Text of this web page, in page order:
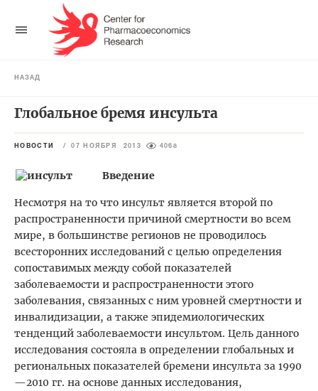
НАЗАД
Глобальное бремя инсульта
НОВОСТИ / 07 НОЯБРЯ 2013 4068
Введение
Несмотря на то что инсульт является второй по
распространенности причиной смертности во всем
мире, в большинстве регионов не проводилось
всесторонних исследований с целью определения
сопоставимых между собой показателей
заболеваемости и распространенности этого
заболевания, связанных с ним уровней смертности и
инвалидизации, а также эпидемиологических
тенденций заболеваемости инсультом. Цель данного
исследования состояла в определении глобальных и
региональных показателей бремени инсульта за 1990
—2010 гг. на основе данных исследования,